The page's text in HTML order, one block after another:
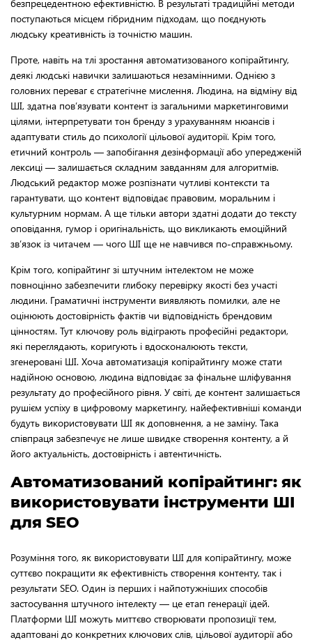
безпрецедентною ефективністю. В результаті традиційні методи
поступаються місцем гібридним підходам, що поєднують
людську креативність із точністю машин.
Проте, навіть на тлі зростання автоматизованого копірайтингу,
деякі людські навички залишаються незамінними. Однією з
головних переваг є стратегічне мислення. Людина, на відміну від
ШІ, здатна пов’язувати контент із загальними маркетинговими
цілями, інтерпретувати тон бренду з урахуванням нюансів і
адаптувати стиль до психології цільової аудиторії. Крім того,
етичний контроль — запобігання дезінформації або упередженій
лексиці — залишається складним завданням для алгоритмів.
Людський редактор може розпізнати чутливі контексти та
гарантувати, що контент відповідає правовим, моральним і
культурним нормам. А ще тільки автори здатні додати до тексту
оповідання, гумор і оригінальність, що викликають емоційний
зв’язок із читачем — чого ШІ ще не навчився по-справжньому.
Крім того, копірайтинг зі штучним інтелектом не може
повноцінно забезпечити глибоку перевірку якості без участі
людини. Граматичні інструменти виявляють помилки, але не
оцінюють достовірність фактів чи відповідність брендовим
цінностям. Тут ключову роль відіграють професійні редактори,
які переглядають, коригують і вдосконалюють тексти,
згенеровані ШІ. Хоча автоматизація копірайтингу може стати
надійною основою, людина відповідає за фінальне шліфування
результату до професійного рівня. У світі, де контент залишається
рушієм успіху в цифровому маркетингу, найефективніші команди
будуть використовувати ШІ як доповнення, а не заміну. Така
співпраця забезпечує не лише швидке створення контенту, а й
його актуальність, достовірність і автентичність.
Автоматизований копірайтинг: як
використовувати інструменти ШІ
для SEO
Розуміння того, як використовувати ШІ для копірайтингу, може
суттєво покращити як ефективність створення контенту, так і
результати SEO. Один із перших і найпотужніших способів
застосування штучного інтелекту — це етап генерації ідей.
Платформи ШІ можуть миттєво створювати пропозиції тем,
адаптовані до конкретних ключових слів, цільової аудиторії або